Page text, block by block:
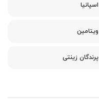
اسپانیا
ویتامین
پرندگان زینتی